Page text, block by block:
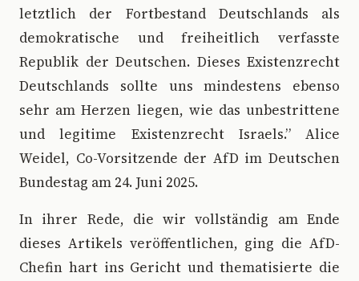
letztlich der Fortbestand Deutschlands als
demokratische und freiheitlich verfasste
Republik der Deutschen. Dieses Existenzrecht
Deutschlands sollte uns mindestens ebenso
sehr am Herzen liegen, wie das unbestrittene
und legitime Existenzrecht Israels.” Alice
Weidel, Co-Vorsitzende der AfD im Deutschen
Bundestag am 24. Juni 2025.
In ihrer Rede, die wir vollständig am Ende
dieses Artikels veröffentlichen, ging die AfD-
Chefin hart ins Gericht und thematisierte die